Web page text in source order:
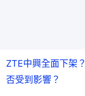
ZTE中興全面下架
否受到影響？